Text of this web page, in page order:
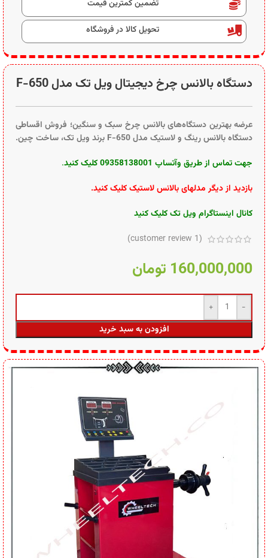
دستگاه بالانس چرخ دیجیتال ویل تک مدل F-650
عرضه بهترین دستگاه‌های بالانس چرخ سبک و سنگین؛ فروش اقساطی
دستگاه بالانس رینگ و لاستیک مدل F-650 برند ویل تک، ساخت چین.
جهت تماس از طریق وآتساپ 09358138001 کلیک کنید
.
بازدید از دیگر مدلهای بالانس لاستیک کلیک کنید.
کانال اینستاگرام ویل تک کلیک کنید
(
1
160,000,000 تومان
افزودن به سبد خرید
تضمین کمترین قیمت
تحویل کالا در فروشگاه